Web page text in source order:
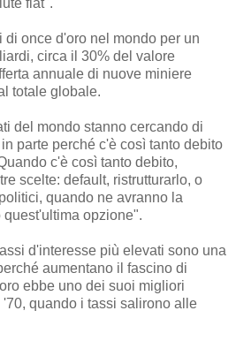
fiat".
once d'oro nel mondo per un
circa il 30% del valore
annuale di nuove miniere
totale globale.
del mondo stanno cercando di
parte perché c'è così tanto debito
c'è così tanto debito,
scelte: default, ristrutturarlo, o
quando ne avranno la
opzione".
d'interesse più elevati sono una
aumentano il fascino di
ebbe uno dei suoi migliori
quando i tassi salirono alle